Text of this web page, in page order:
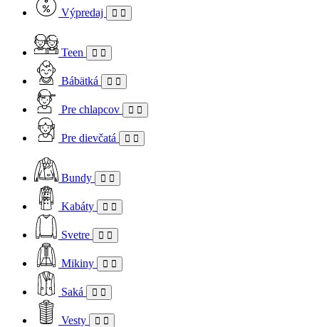
Výpredaj
Teen
Bábätká
Pre chlapcov
Pre dievčatá
Bundy
Kabáty
Svetre
Mikiny
Saká
Vesty